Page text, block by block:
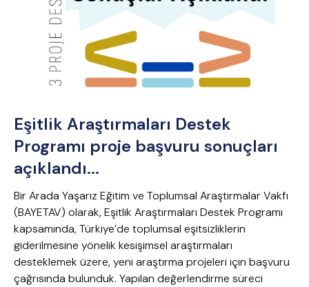
Eşitlik Araştırmaları Destek
Programı proje başvuru sonuçları
açıklandı...
Bir Arada Yaşarız Eğitim ve Toplumsal Araştırmalar Vakfı
(BAYETAV) olarak, Eşitlik Araştırmaları Destek Programı
kapsamında, Türkiye’de toplumsal eşitsizliklerin
giderilmesine yönelik kesişimsel araştırmaları
desteklemek üzere, yeni araştırma projeleri için başvuru
çağrısında bulunduk. Yapılan değerlendirme süreci